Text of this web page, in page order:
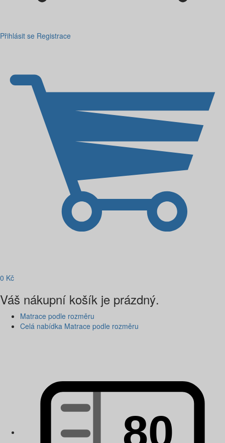
Přihlásit se Registrace
0 Kč
Váš nákupní košík je prázdný.
Matrace podle rozměru
Celá nabídka Matrace podle rozměru